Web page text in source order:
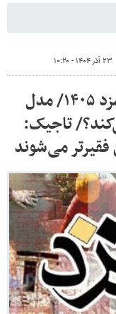
۲۳ آذر ۱۴۰۴ - ۱۰:۲۰
آغاز مذاکرات برای تعیین دستمزد ۱۴۰۵/ مدل
تاجیک:
فقیرتر می‌شوند